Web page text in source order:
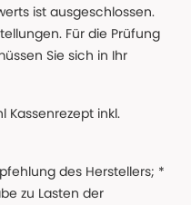
ist ausgeschlossen.
Für die Prüfung
Sie sich in Ihr
Kassenrezept inkl.
des Herstellers; *
zu Lasten der